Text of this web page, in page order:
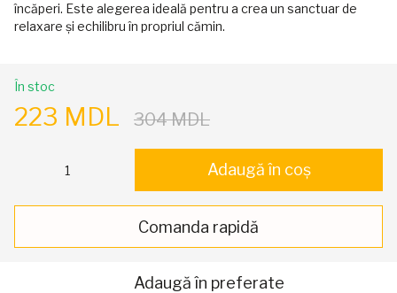
încăperi. Este alegerea ideală pentru a crea un sanctuar de
relaxare și echilibru în propriul cămin.
În stoc
223 MDL 304 MDL
Adaugă în coș
Comanda rapidă
Adaugă în preferate